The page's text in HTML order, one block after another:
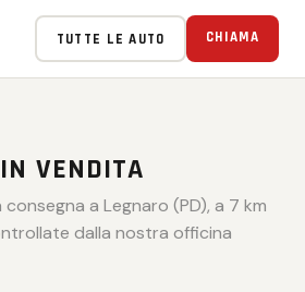
TUTTE LE AUTO CHIAMA
VENDITA
a Legnaro (PD), a 7 km
dalla nostra officina